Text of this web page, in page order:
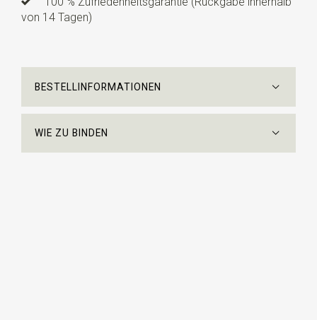
von 14 Tagen)
BESTELLINFORMATIONEN
WIE ZU BINDEN